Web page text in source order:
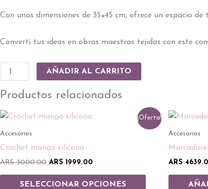
Con unas dimensiones de 35×45 cm, ofrece un espacio
Convertí tus ideas en obras maestras tejidas con este
AÑADIR AL CARRITO
Productos relacionados
¡Oferta!
Accesorios
Crochet mango silicona
ARS3000.00
El
ARS 3000.00.
ARS 1999.00
SELECCIONAR OPCIONES
Este
producto
Accesorios
ARS